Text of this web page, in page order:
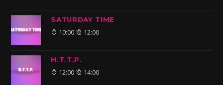
SATURDAY TIME
10:00 12:00
H.T.T.P.
12:00 14:00